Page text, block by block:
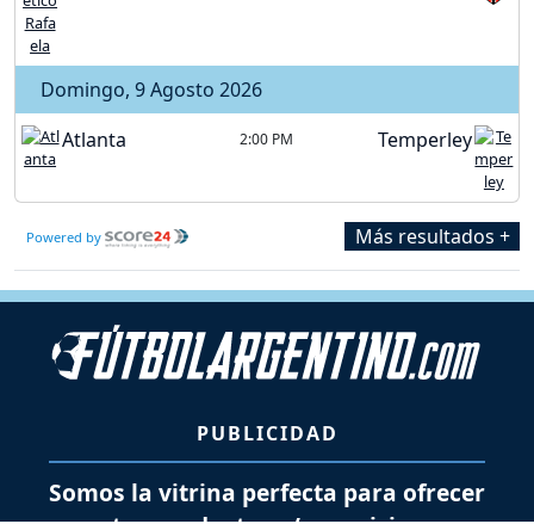
Domingo, 9 Agosto 2026
Atlanta
2:00 PM Temperley
Powered by Más resultados +
PUBLICIDAD
Somos la vitrina perfecta para ofrecer